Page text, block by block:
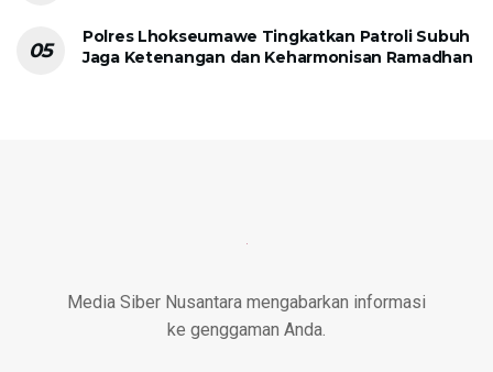
Polres Lhokseumawe Tingkatkan Patroli Subuh
Jaga Ketenangan dan Keharmonisan Ramadhan
Media Siber Nusantara mengabarkan informasi
ke genggaman Anda.